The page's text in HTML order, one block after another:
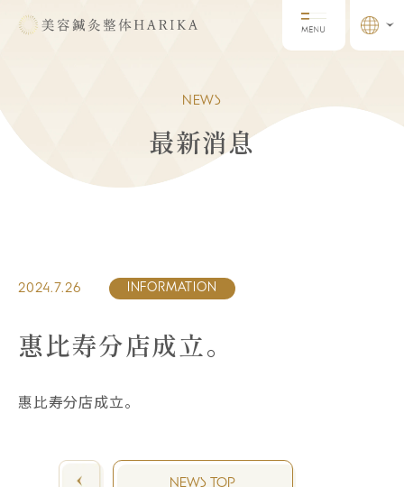
NEWS
最新消息
2024.7.26 INFORMATION
惠比寿分店成立。
惠比寿分店成立。
NEWS TOP